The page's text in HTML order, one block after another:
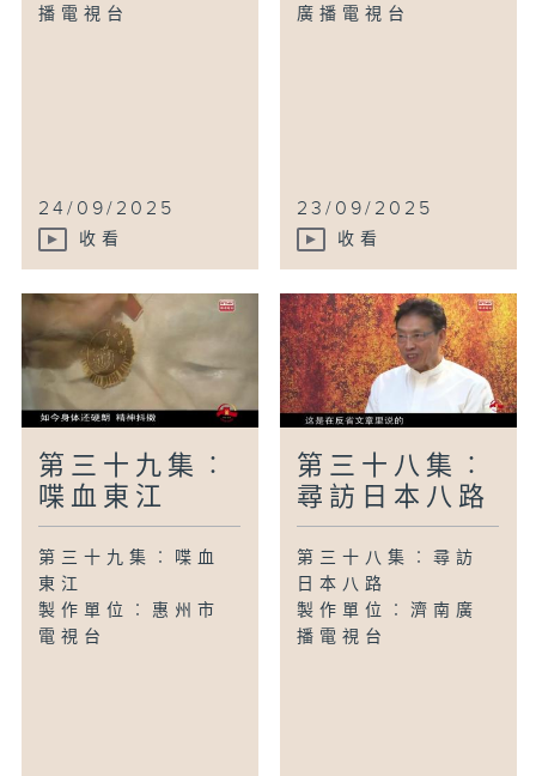
播電視台
24/09/2025
收看
廣播電視台
23/09/2025
收看
第三十九集︰
喋血東江
第三十九集︰喋血
東江
製作單位︰惠州市
電視台
第三十八集︰
尋訪日本八路
第三十八集︰尋訪
日本八路
製作單位︰濟南廣
播電視台